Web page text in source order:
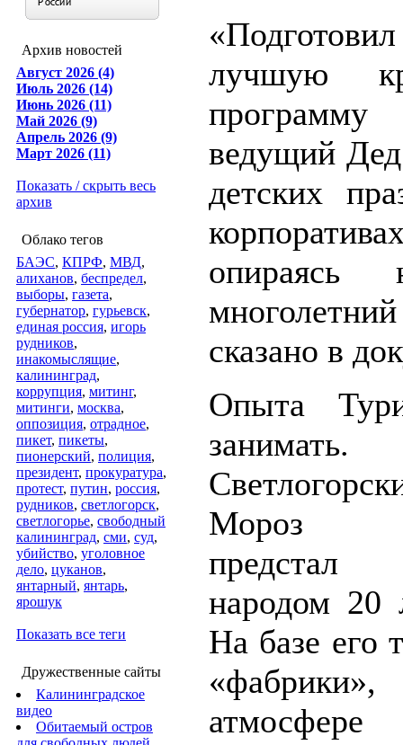
Архив новостей
Август 2026 (4)
Июль 2026 (14)
Июнь 2026 (11)
Май 2026 (9)
Апрель 2026 (9)
Март 2026 (11)
Показать / скрыть весь
архив
Облако тегов
БАЭС, КПРФ, МВД,
алиханов, беспредел,
выборы, газета,
губернатор, гурьевск,
единая россия, игорь
рудников,
инакомыслящие,
калининград,
коррупция, митинг,
митинги, москва,
оппозиция, отрадное,
пикет, пикеты,
пионерский, полиция,
президент, прокуратура,
протест, путин, россия,
рудников, светлогорск,
светлогорье, свободный
калининград, сми, суд,
убийство, уголовное
дело, цуканов,
янтарный, янтарь,
ярошук
Показать все теги
Дружественные сайты
Калининградское
видео
Обитаемый остров
лучшую
ведущий
детских
опираясь
сказано в
Опыта
занимать.
Мороз
народом 20
На базе его